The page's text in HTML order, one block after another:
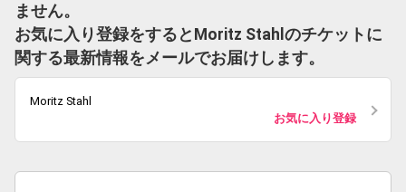
ません。
お気に入り登録をするとMoritz Stahlのチケットに
関する最新情報をメールでお届けします。
Moritz Stahl
お気に入り登録